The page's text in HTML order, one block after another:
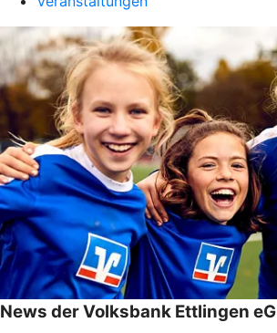
News der Volksbank Ettlingen eG